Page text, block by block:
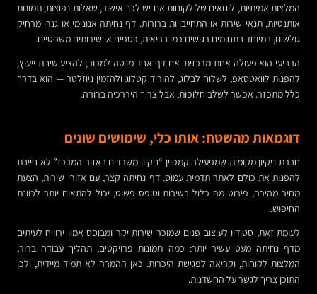
המלצות אמיתיות, לוגואים של לקוחות אם יש לכך אישור, שאלות נפוצות, תמונות
אותנטיות, תנאי שירות או התחייבויות ברורות. דף נחיתה אנונימי או גנרי מרחיק
גולשים, במיוחד בתחומים רגישים כמו בריאות, כספים או שירותים משפטיים.
הרביעי הוא פעולה אחת מרכזית. אם דף אחד מנסה למכור, להציע שיחת ייעוץ,
להפנות לוואטסאפ, לשלוח לבלוג, להוריד קטלוג ולהזמין ניוזלטר — הוא בדרך
כלל מתפזר. אפשר לשלב חלופות, אבל צריך היררכיה ברורה.
דוגמאות מהשטח: אותו כלי, שימושים שונים
חברת ניקיון מקומית שמפעילה קמפיין “ניקיון משרדים באזור המרכז” לא חייבת
להפנות את כולם לאתר תדמית עמוס. דף נחיתה קצר, עם אזורי שירות, הצעת
מחיר מהירה, פירוט מה כלול בשירות וטופס פשוט, יכול להתאים יותר לכוונת
החיפוש.
לעומת זאת, סטודיו לעיצוב פנים שמוכר שירות יקר ומבוסס אמון ירוויח לעיתים
מדף נחיתה מעט עשיר יותר: כמה תמונות פרויקטים, תהליך עבודה ברור,
המלצות לקוחות, וקריאה לפגישת היכרות. כאן ההמרה לא תמיד מיידית, ולכן
התוכן צריך לגשר על החשדנות.